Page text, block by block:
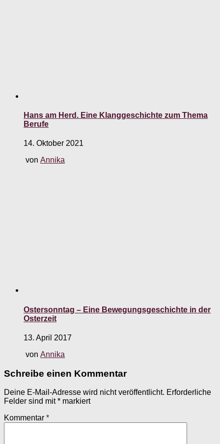
Hans am Herd. Eine Klanggeschichte zum Thema
Berufe
14. Oktober 2021
von Annika
Ostersonntag – Eine Bewegungsgeschichte in der
Osterzeit
13. April 2017
von Annika
Schreibe einen Kommentar
Deine E-Mail-Adresse wird nicht veröffentlicht. Erforderliche
Felder sind mit* markiert
Kommentar *